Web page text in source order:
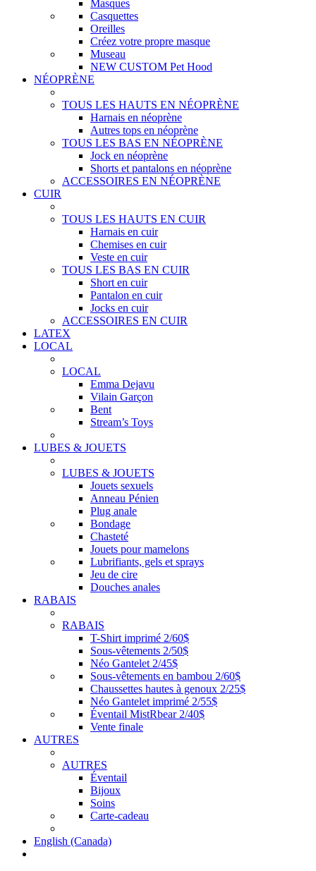
Masques
Casquettes
Oreilles
Créez votre propre masque
Museau
NEW CUSTOM Pet Hood
NÉOPRÈNE
TOUS LES HAUTS EN NÉOPRÈNE
Harnais en néoprène
Autres tops en néoprène
TOUS LES BAS EN NÉOPRÈNE
Jock en néoprène
Shorts et pantalons en néoprène
ACCESSOIRES EN NÉOPRÈNE
CUIR
TOUS LES HAUTS EN CUIR
Harnais en cuir
Chemises en cuir
Veste en cuir
TOUS LES BAS EN CUIR
Short en cuir
Pantalon en cuir
Jocks en cuir
ACCESSOIRES EN CUIR
LATEX
LOCAL
LOCAL
Emma Dejavu
Vilain Garçon
Bent
Stream’s Toys
LUBES & JOUETS
LUBES & JOUETS
Jouets sexuels
Anneau Pénien
Plug anale
Bondage
Chasteté
Jouets pour mamelons
Lubrifiants, gels et sprays
Jeu de cire
Douches anales
RABAIS
RABAIS
T-Shirt imprimé 2/60$
Sous-vêtements 2/50$
Néo Gantelet 2/45$
Sous-vêtements en bambou 2/60$
Chaussettes hautes à genoux 2/25$
Néo Gantelet imprimé 2/55$
Éventail MistRbear 2/40$
Vente finale
AUTRES
AUTRES
Éventail
Bijoux
Soins
Carte-cadeau
English (Canada)